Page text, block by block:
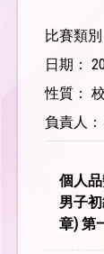
比賽類
日期：
性質：
負責人
個人
男子
章) 第